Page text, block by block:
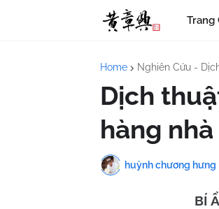
Trang
Home Nghiên Cứu -
Dịch
hàng
huỳnh chương hưng
BÍ